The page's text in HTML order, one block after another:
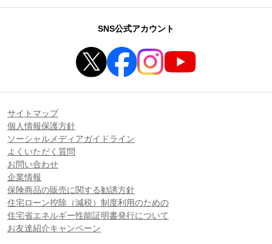
SNS公式アカウント
サイトマップ
個人情報保護方針
ソーシャルメディアガイドライン
よくいただく質問
お問い合わせ
企業情報
保険商品の販売に関する勧誘方針
住宅ローン控除（減税）制度利用のための
住宅省エネルギー性能証明書発行について
お友達紹介キャンペーン